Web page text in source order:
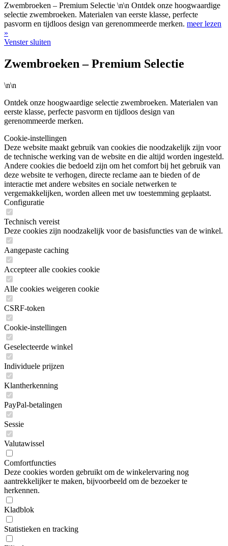
Zwembroeken – Premium Selectie \n\n Ontdek onze hoogwaardige
selectie zwembroeken. Materialen van eerste klasse, perfecte
pasvorm en tijdloos design van gerenommeerde merken. meer lezen
»
Venster sluiten
Zwembroeken – Premium Selectie
\n\n
Ontdek onze hoogwaardige selectie zwembroeken. Materialen van
eerste klasse, perfecte pasvorm en tijdloos design van
gerenommeerde merken.
Cookie-instellingen
Deze website maakt gebruik van cookies die noodzakelijk zijn voor
de technische werking van de website en die altijd worden ingesteld.
Andere cookies die bedoeld zijn om het comfort bij het gebruik van
deze website te verhogen, directe reclame aan te bieden of de
interactie met andere websites en sociale netwerken te
vergemakkelijken, worden alleen met uw toestemming geplaatst.
Configuratie
Technisch vereist
Deze cookies zijn noodzakelijk voor de basisfuncties van de winkel.
Aangepaste caching
Accepteer alle cookies cookie
Alle cookies weigeren cookie
CSRF-token
Cookie-instellingen
Geselecteerde winkel
Individuele prijzen
Klantherkenning
PayPal-betalingen
Sessie
Valutawissel
Comfortfuncties
Deze cookies worden gebruikt om de winkelervaring nog
aantrekkelijker te maken, bijvoorbeeld om de bezoeker te
herkennen.
Kladblok
Statistieken en tracking